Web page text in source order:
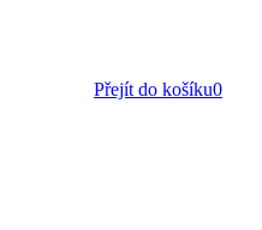
Přejít do košíku0